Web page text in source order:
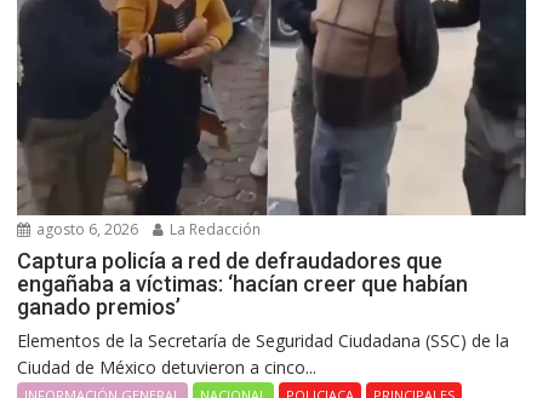
agosto 6, 2026 La Redacción
Captura policía a red de defraudadores que
engañaba a víctimas: ‘hacían creer que habían
ganado premios’
Elementos de la Secretaría de Seguridad Ciudadana (SSC) de la
Ciudad de México detuvieron a cinco...